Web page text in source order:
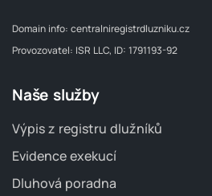
Domain info: centralniregistrdluzniku.cz
Provozovatel: ISR LLC, ID: 1791193-92
Naše služby
Výpis z registru dlužníků
Evidence exekucí
Dluhová poradna